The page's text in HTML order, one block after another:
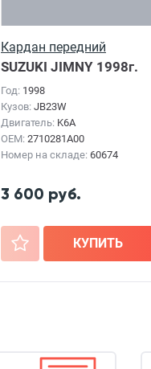
Кардан передний
SUZUKI JIMNY 1998г.
Год: 1998
Кузов: JB23W
Двигатель: K6A
OEM: 2710281A00
Номер на складе: 60674
3 600 руб.
+ КУПИТЬ